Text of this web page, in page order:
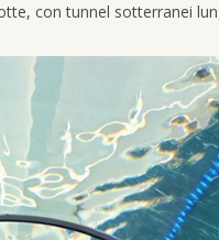
con tunnel sotterranei